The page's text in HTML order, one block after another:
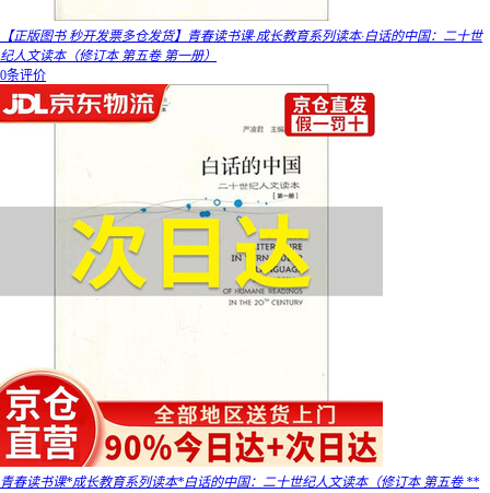
【正版图书 秒开发票多仓发货】青春读书课·成长教育系列读本·白话的中国：二十世
纪人文读本（修订本 第五卷 第一册）
0条评价
青春读书课*成长教育系列读本*白话的中国：二十世纪人文读本（修订本 第五卷 **